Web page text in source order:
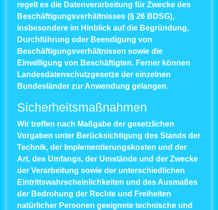
regelt es die Datenverarbeitung für Zwecke des
Beschäftigungsverhältnisses (§ 26 BDSG),
insbesondere im Hinblick auf die Begründung,
Durchführung oder Beendigung von
Beschäftigungsverhältnissen sowie die
Einwilligung von Beschäftigten. Ferner können
Landesdatenschutzgesetze der einzelnen
Bundesländer zur Anwendung gelangen.
Sicherheitsmaßnahmen
Wir treffen nach Maßgabe der gesetzlichen
Vorgaben unter Berücksichtigung des Stands der
Technik, der Implementierungskosten und der
Art, des Umfangs, der Umstände und der Zwecke
der Verarbeitung sowie der unterschiedlichen
Eintrittswahrscheinlichkeiten und des Ausmaßes
der Bedrohung der Rechte und Freiheiten
natürlicher Personen geeignete technische und